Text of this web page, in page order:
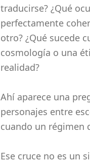
traducirse? ¿Qué
perfectamente
otro? ¿Qué sucede
cosmología o una
realidad?
Ahí aparece una
personajes entre
cuando un régimen
Ese cruce no es un